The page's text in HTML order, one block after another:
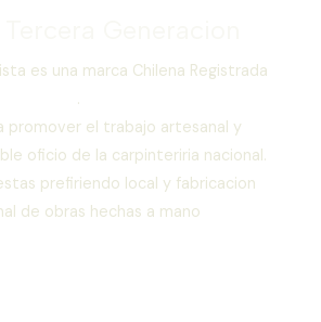
es una marca Chilena Registrada
.
promover el trabajo artesanal y
oficio de la carpinteriria nacional.
prefiriendo local y fabricacion
de obras hechas a mano